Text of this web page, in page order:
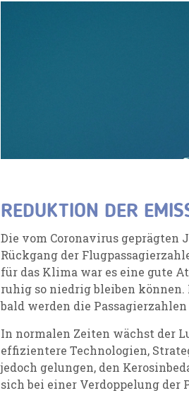
REDUKTION DER
Die vom Coronavirus geprägten
Rückgang der
für das Klima war es eine gute
ruhig so niedrig bleiben können.
bald werden die
In normalen Zeiten wächst der
effizientere Technologien,
jedoch gelungen, den
sich bei einer Verdoppelung der